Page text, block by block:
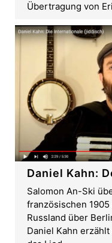
Übertragung von
Daniel Kahn:
Salomon An-Ski
französischen
Russland über
Daniel Kahn